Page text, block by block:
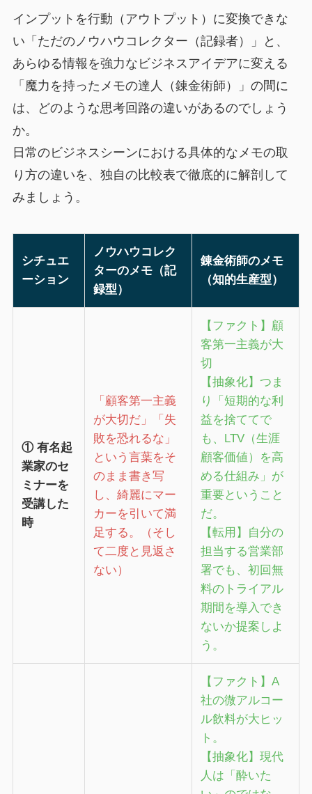
インプットを行動（アウトプット）に変換できな
い「ただのノウハウコレクター（記録者）」と、
あらゆる情報を強力なビジネスアイデアに変える
「魔力を持ったメモの達人（錬金術師）」の間に
は、どのような思考回路の違いがあるのでしょう
か。
日常のビジネスシーンにおける具体的なメモの取
り方の違いを、独自の比較表で徹底的に解剖して
みましょう。
シチュエ
ーション
ノウハウコレク
ターのメモ（記
録型）
錬金術師のメモ
（知的生産型）
① 有名起
業家のセ
ミナーを
受講した
時
「顧客第一主義
が大切だ」「失
敗を恐れるな」
という言葉をそ
のまま書き写
し、綺麗にマー
カーを引いて満
足する。（そし
て二度と見返さ
ない）
【ファクト】顧
客第一主義が大
切
【抽象化】つま
り「短期的な利
益を捨ててで
も、LTV（生涯
顧客価値）を高
める仕組み」が
重要ということ
だ。
【転用】自分の
担当する営業部
署でも、初回無
料のトライアル
期間を導入でき
ないか提案しよ
う。
【ファクト】A
社の微アルコー
ル飲料が大ヒッ
ト。
【抽象化】現代
人は「酔いた